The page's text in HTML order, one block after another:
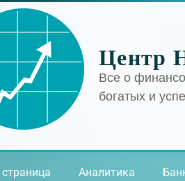
Центр
Все о
богатых и
Аналитика